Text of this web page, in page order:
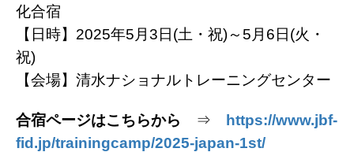
化合宿
【日時】2025年5月3日(土・祝)～5月6日(火・
祝)
【会場】清水ナショナルトレーニングセンター
合宿ページはこちらから ⇒ https://www.jbf-
fid.jp/trainingcamp/2025-japan-1st/